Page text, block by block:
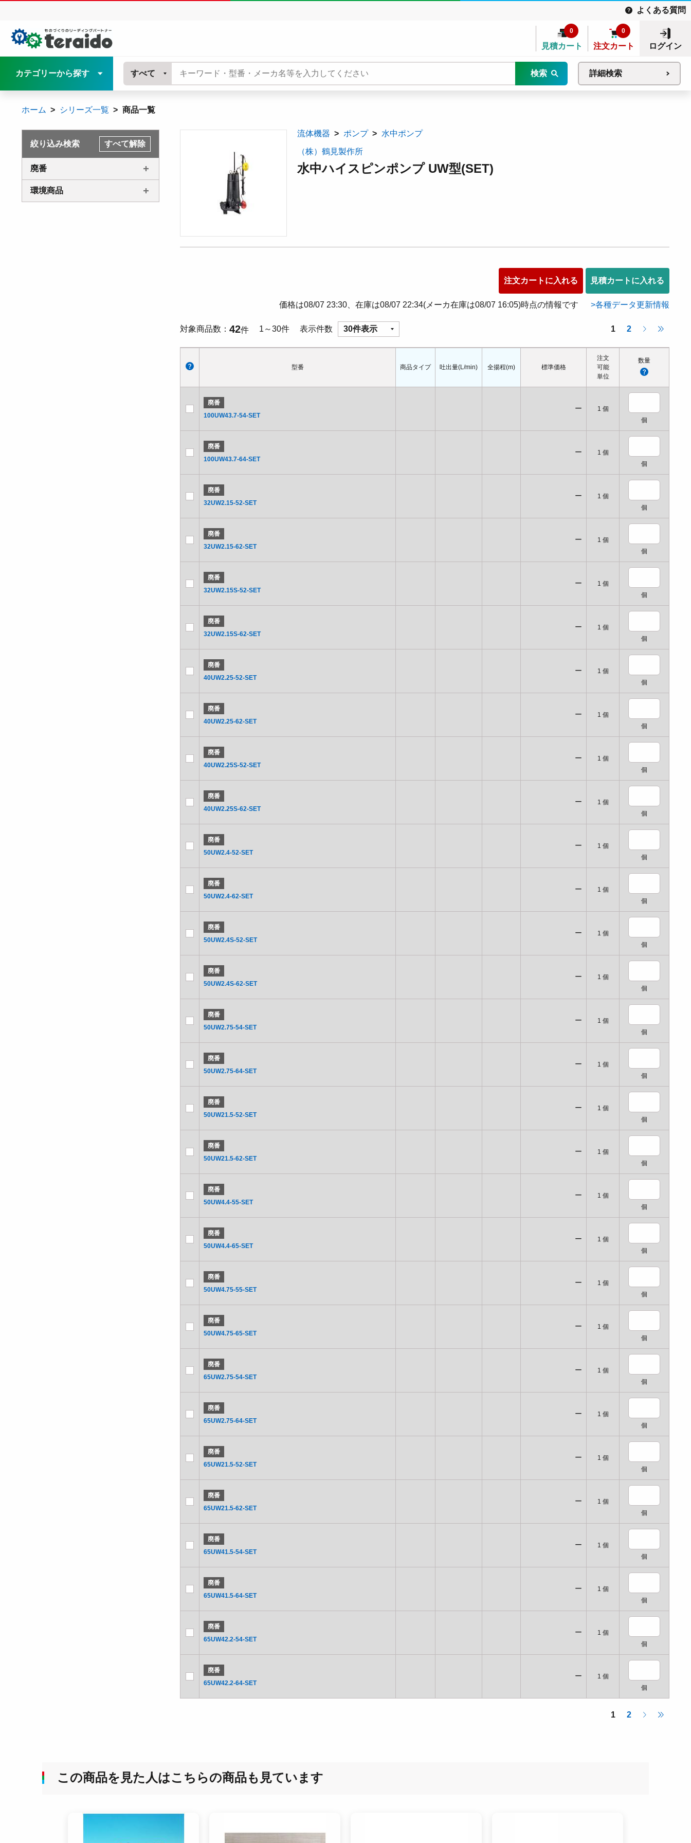
よくある質問
見積カート
0
注文カート
0
ログイン
カテゴリーから探す すべて 検索 詳細検索
ホーム シリーズ一覧 商品一覧
絞り込み検索 すべて解除
廃番
環境商品
流体機器 ポンプ 水中ポンプ
（株）鶴見製作所
水中ハイスピンポンプ UW型(SET)
注文カートに入れる 見積カートに入れる
価格は08/07 23:30、在庫は08/07 22:34(メーカ在庫は08/07 16:05)時点の情報です 各種データ更新情報
対象商品数 42件 1～30件 表示件数 30件表示 1 2
型番
廃番
100UW43.7-54-SET
廃番
100UW43.7-64-SET
廃番
32UW2.15-52-SET
廃番
32UW2.15-62-SET
廃番
32UW2.15S-52-SET
廃番
32UW2.15S-62-SET
廃番
40UW2.25-52-SET
廃番
40UW2.25-62-SET
廃番
40UW2.25S-52-SET
廃番
40UW2.25S-62-SET
廃番
50UW2.4-52-SET
廃番
50UW2.4-62-SET
廃番
50UW2.4S-52-SET
廃番
50UW2.4S-62-SET
廃番
50UW2.75-54-SET
廃番
50UW2.75-64-SET
廃番
50UW21.5-52-SET
廃番
50UW21.5-62-SET
廃番
50UW4.4-55-SET
廃番
50UW4.4-65-SET
廃番
50UW4.75-55-SET
廃番
50UW4.75-65-SET
廃番
65UW2.75-54-SET
廃番
65UW2.75-64-SET
廃番
65UW21.5-52-SET
廃番
65UW21.5-62-SET
廃番
65UW41.5-54-SET
廃番
65UW41.5-64-SET
廃番
65UW42.2-54-SET
廃番
65UW42.2-64-SET
商品タイプ 吐出量(L/min) 全揚程(m) 標準価格
注文
可能
単位
数量
ー 1 個
個
ー 1 個
個
ー 1 個
個
ー 1 個
個
ー 1 個
個
ー 1 個
個
ー 1 個
個
ー 1 個
個
ー 1 個
個
ー 1 個
個
ー 1 個
個
ー 1 個
個
ー 1 個
個
ー 1 個
個
ー 1 個
個
ー 1 個
個
ー 1 個
個
ー 1 個
個
ー 1 個
個
ー 1 個
個
ー 1 個
個
ー 1 個
個
ー 1 個
個
ー 1 個
個
ー 1 個
個
ー 1 個
個
ー 1 個
個
ー 1 個
個
ー 1 個
個
ー 1 個
個
1 2
この商品を見た人はこちらの商品も見ています